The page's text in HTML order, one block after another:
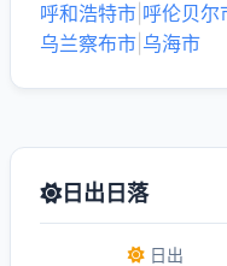
呼和浩特市 呼伦贝尔
乌兰察布市 乌海市
日出日落
日出